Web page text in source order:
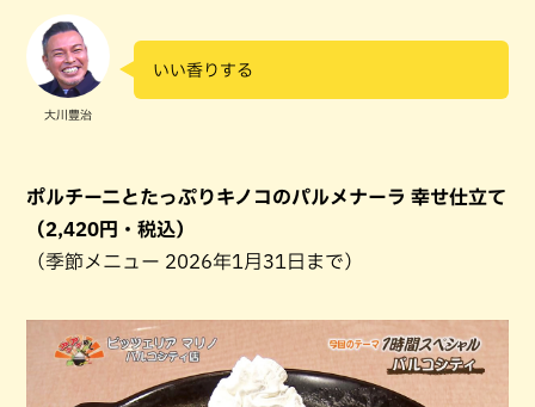
大川豊治
いい香りする
ポルチーニとたっぷりキノコのパルメナーラ 幸せ仕立て
（2,420円・税込）
（季節メニュー 2026年1月31日まで）